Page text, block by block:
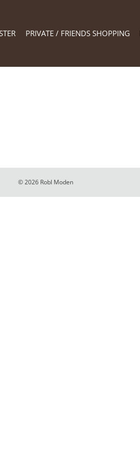
PRIVATE / FRIENDS SHOPPING
© 2026 Robl Moden